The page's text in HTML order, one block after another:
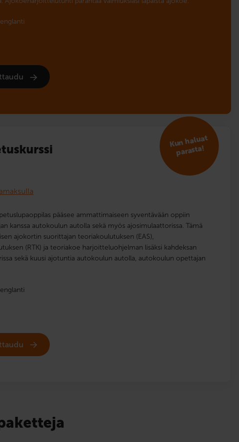
englanti
Kun haluat
parasta!
pääsee ammattimaiseen syventävään oppiin
kanssa autokoulun autolla sekä myös ajosimulaattorissa. Tämä
ajokortin suorittajan teoriakoulutuksen (EAS),
(RTK) ja teoriakoe harjoitteluohjelman lisäksi kahdeksan
sekä kuusi ajotuntia autokoulun autolla, autokoulun opettajan
englanti